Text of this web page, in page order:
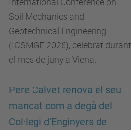
International Conference on
Soil Mechanics and
Geotechnical Engineering
(ICSMGE 2026), celebrat durant
el mes de juny a Viena.
Pere Calvet renova el seu
mandat com a degà del
Col·legi d’Enginyers de